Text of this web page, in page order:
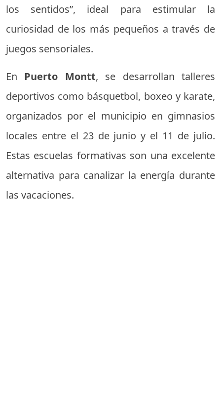
los sentidos”, ideal para estimular la
curiosidad de los más pequeños a través de
juegos sensoriales.
En Puerto Montt, se desarrollan talleres
deportivos como básquetbol, boxeo y karate,
organizados por el municipio en gimnasios
locales entre el 23 de junio y el 11 de julio.
Estas escuelas formativas son una excelente
alternativa para canalizar la energía durante
las vacaciones.